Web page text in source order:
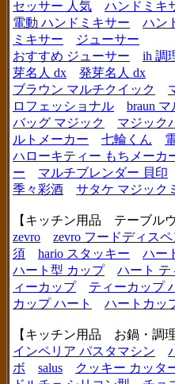
セッサー 人気
ハンドミキ
電動 ハンドミキサー
ハン
ミキサー
ジューサー
おすすめ ジューサー
ih 調
芽名人 dx
発芽名人 dx
ブラウン マルチクイック
ロフェッショナル
braun
バッグ マジック
マジック
ルトメーカー
七輪くん
ハローキティー もちメーカ
ー
マルチブレンダー 貝印
季々彩酒
サタケ マジック
【キッチン用品 テーブルウ
zevro
zevro フードディス
須
hario スタッキー
ハー
ハート型 カップ
ハート テ
ィーカップ
ティーカップ
カップ ハート
ハートカッ
【キッチン用品 お鍋・調理
インペリア パスタマシン
ボ
salus
クッキー カッタ